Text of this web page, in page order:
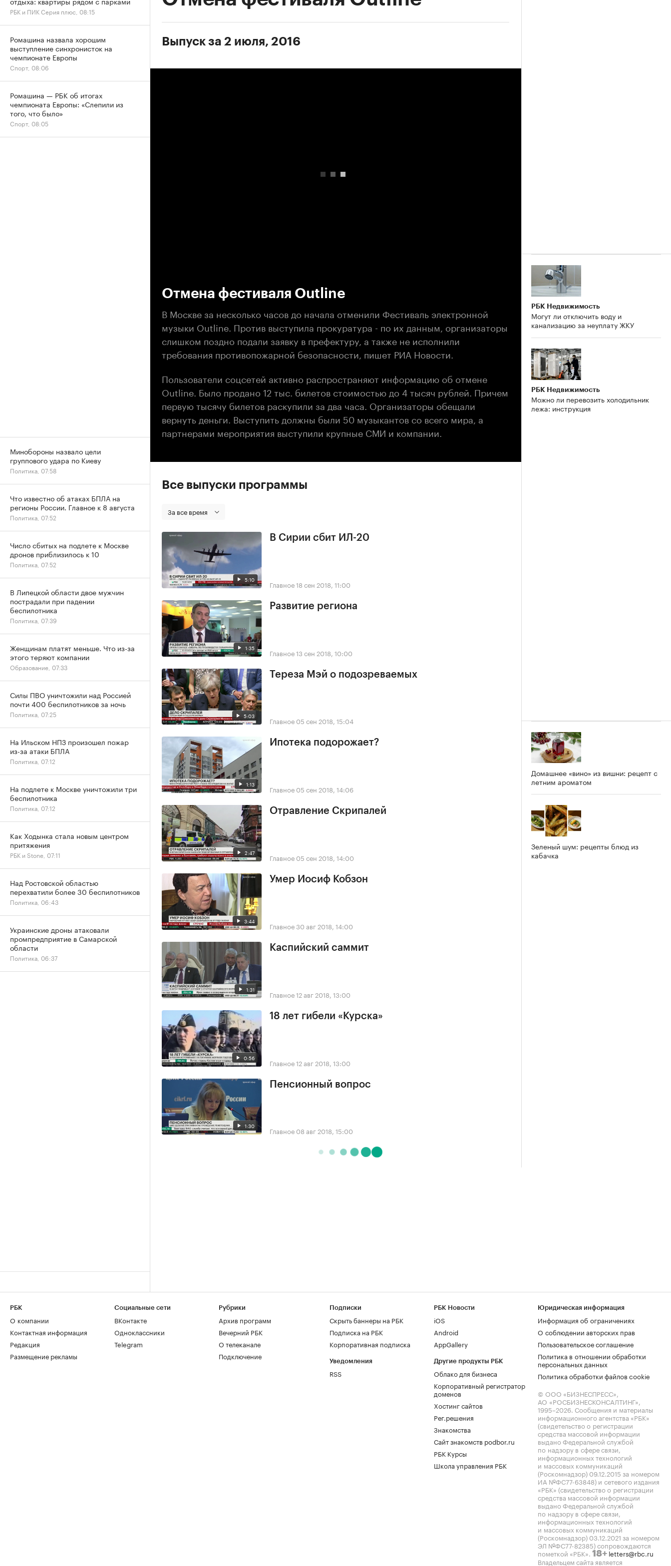
Выпуск за 2 июля, 2016
Отмена фестиваля Outline
В Москве за несколько часов до начала отменили Фестиваль электронной
музыки Outline. Против выступила прокуратура - по их данным, организаторы
слишком поздно подали заявку в префектуру, а также не исполнили
требования противопожарной безопасности, пишет РИА Новости.
Пользователи соцсетей активно распространяют информацию об отмене
Outline. Было продано 12 тыс. билетов стоимостью до 4 тысяч рублей. Причем
первую тысячу билетов раскупили за два часа. Организаторы обещали
вернуть деньги. Выступить должны были 50 музыкантов со всего мира, а
партнерами мероприятия выступили крупные СМИ и компании.
Все выпуски программы
За все время
5:10
В Сирии сбит ИЛ-20
Главное18 сен 2018, 11:00
1:35
Развитие региона
Главное13 сен 2018, 10:00
5:03
Тереза Мэй о подозреваемых
Главное 05 сен 2018, 15:04
1:13
Ипотека подорожает?
Главное 05 сен 2018, 14:06
2:47
Отравление Скрипалей
Главное 05 сен 2018, 14:00
3:44
Умер Иосиф Кобзон
Главное30 авг 2018, 14:00
1:31
Каспийский саммит
Главное12 авг 2018, 13:00
0:56
18 лет гибели «Курска»
Главное12 авг 2018, 13:00
1:30
Пенсионный вопрос
Главное 08 авг 2018, 15:00
РБК Недвижимость
Могут ли отключить воду и
канализацию за неуплату ЖКУ
РБК Недвижимость
Можно ли перевозить холодильник
лежа: инструкция
Домашнее «вино» из вишни: рецепт с
летним ароматом
Зеленый шум: рецепты блюд из
кабачка
РБК и ПИК Серия плюс, 08:15
Ромашина назвала хорошим
выступление синхронисток на
чемпионате Европы
Спорт, 08:06
Ромашина — РБК об итогах
чемпионата Европы: «Слепили из
того, что было»
Спорт, 08:05
Минобороны назвало цели
группового удара по Киеву
Политика, 07:58
Что известно об атаках БПЛА на
регионы России. Главное к 8 августа
Политика, 07:52
Число сбитых на подлете к Москве
дронов приблизилось к 10
Политика, 07:52
В Липецкой области двое мужчин
пострадали при падении
беспилотника
Политика, 07:39
Женщинам платят меньше. Что из-за
этого теряют компании
Образование, 07:33
Силы ПВО уничтожили над Россией
почти 400 беспилотников за ночь
Политика, 07:25
На Ильском НПЗ произошел пожар
из-за атаки БПЛА
Политика, 07:12
На подлете к Москве уничтожили три
беспилотника
Политика, 07:12
Как Ходынка стала новым центром
притяжения
РБК и Stone, 07:11
Над Ростовской областью
перехватили более 30 беспилотников
Политика, 06:43
Украинские дроны атаковали
промпредприятие в Самарской
области
Политика, 06:37
РБК
О компании
Контактная информация
Редакция
Размещение рекламы
Социальные сети
ВКонтакте
Одноклассники
Telegram
Рубрики
Архив программ
Вечерний РБК
О телеканале
Подключение
Подписки
Скрыть баннеры на РБК
Подписка на РБК
Корпоративная подписка
Уведомления
RSS
РБК Новости
iOS
Android
AppGallery
Другие продукты РБК
Облако для бизнеса
Корпоративный регистратор
доменов
Хостинг сайтов
Рег.решения
Знакомства
Сайт знакомств podbor.ru
РБК Курсы
Школа управления РБК
Юридическая информация
Информация об ограничениях
О соблюдении авторских прав
Пользовательское соглашение
Политика в отношении обработки
персональных данных
Политика обработки файлов cookie
© ООО «БИЗНЕСПРЕСС»,
АО «РОСБИЗНЕСКОНСАЛТИНГ»,
1995–2026. Сообщения и материалы
информационного агентства «РБК»
(свидетельство о регистрации
средства массовой информации
выдано Федеральной службой
по надзору в сфере связи,
информационных технологий
и массовых коммуникаций
(Роскомнадзор) 09.12.2015 за номером
ИА №ФС77-63848) и сетевого издания
«РБК» (свидетельство о регистрации
средства массовой информации
выдано Федеральной службой
по надзору в сфере связи,
информационных технологий
и массовых коммуникаций
(Роскомнадзор) 03.12.2021 за номером
ЭЛ №ФС77-82385) сопровождаются
пометкой «РБК». 18+ letters@rbc.ru
Владельцем сайта является